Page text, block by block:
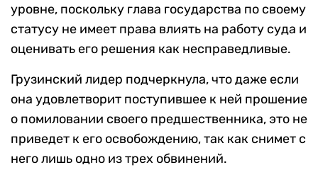
уровне, поскольку глава государства по своему
статусу не имеет права влиять на работу суда и
оценивать его решения как несправедливые.
Грузинский лидер подчеркнула, что даже если
она удовлетворит поступившее к ней прошение
о помиловании своего предшественника, это не
приведет к его освобождению, так как снимет с
него лишь одно из трех обвинений.